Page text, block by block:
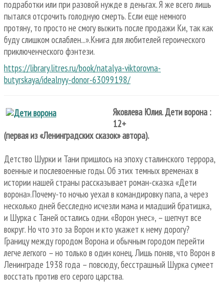
подработки или при разовой нужде в деньгах. Я же всего лишь
пытался отсрочить голодную смерть. Если еще немного
протяну, то просто не смогу выжить после продажи Ки, так как
буду слишком ослаблен...».Книга для любителей героического
приключенческого фэнтези.
https://library.litres.ru/book/natalya-viktorovna-
butyrskaya/idealnyy-donor-63099198/
Яковлева Юлия. Дети ворона :
12+
(первая из «Ленинградских сказок» автора).
Детство Шурки и Тани пришлось на эпоху сталинского террора,
военные и послевоенные годы. Об этих темных временах в
истории нашей страны рассказывает роман-сказка «Дети
ворона».Почему-то ночью уехал в командировку папа, а через
несколько дней бесследно исчезли мама и младший братишка,
и Шурка с Таней остались одни. «Ворон унес», – шепчут все
вокруг. Но что это за Ворон и кто укажет к нему дорогу?
Границу между городом Ворона и обычным городом перейти
легче легкого – но только в один конец. Лишь поняв, что Ворон в
Ленинграде 1938 года – повсюду, бесстрашный Шурка сумеет
восстать против его серого царства.